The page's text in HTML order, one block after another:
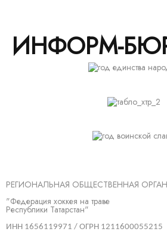
ИНФОРМ-
РЕГИОНАЛЬНАЯ ОБЩЕСТВЕННАЯ
"Федерация хоккея на траве
Республики Татарстан"
ИНН 1656119971 / ОГРН 1211600055215